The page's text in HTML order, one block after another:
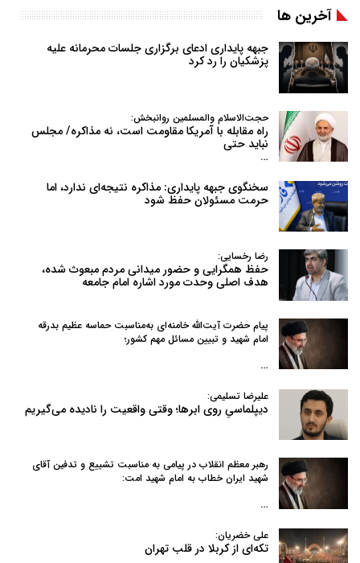
آخرین ها
جبهه پایداری ادعای برگزاری جلسات محرمانه علیه
پزشکیان را رد کرد
حجت‌الاسلام والمسلمین روانبخش:
راه مقابله با آمریکا مقاومت است، نه مذاکره/ مجلس
نباید حتی
…
سخنگوی جبهه پایداری: مذاکره نتیجه‌ای ندارد، اما
حرمت مسئولان حفظ شود
رضا رخسایی:
حفظ همگرایی و حضور میدانی مردم مبعوث شده،
هدف اصلی وحدت مورد اشاره امام جامعه
پیام حضرت آیت‌الله خامنه‌ای به‌مناسبت حماسه عظیم بدرقه
امام شهید و تبیین مسائل مهم کشور؛
…
علیرضا تسلیمی:
دیپلماسیِ روی ابرها؛ وقتی واقعیت را نادیده می‌گیریم
رهبر معظم انقلاب در پیامی به‌ مناسبت تشییع و تدفین آقای
شهید ایران خطاب به امام شهید امت:
…
علی خضریان:
تکه‌ای از کربلا در قلب تهران